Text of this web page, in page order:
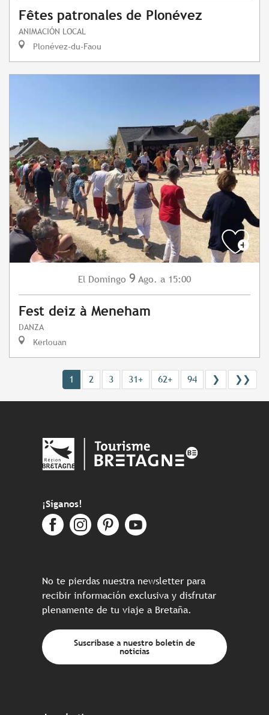
Fêtes patronales de Plonévez
ANIMACIÓN LOCAL
Plonévez-du-Faou
El Domingo 9 Ago. a 15:00
Fest deiz à Meneham
DANZA
Kerlouan
1 2 3 31+ 62+ 94 ❯ ❯❯
¡Síganos!
No te pierdas nuestra newsletter para
recibir información exclusiva y disfrutar
plenamente de tu viaje a Bretaña.
Suscríbase a nuestro boletín de
noticias